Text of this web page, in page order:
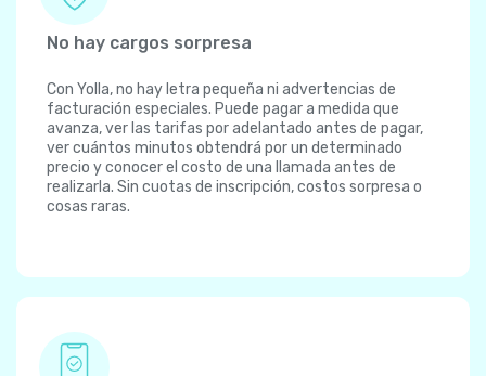
No hay cargos sorpresa
Con Yolla, no hay letra pequeña ni advertencias de
facturación especiales. Puede pagar a medida que
avanza, ver las tarifas por adelantado antes de pagar,
ver cuántos minutos obtendrá por un determinado
precio y conocer el costo de una llamada antes de
realizarla. Sin cuotas de inscripción, costos sorpresa o
cosas raras.